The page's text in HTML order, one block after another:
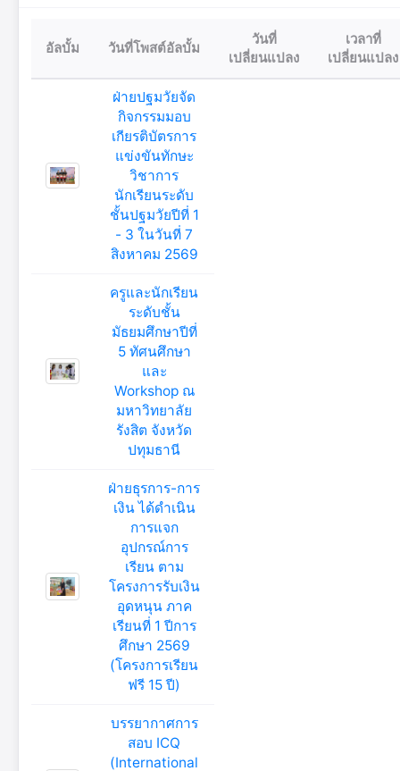
อัลบั้ม วันที่โพสต์อัลบั้ม
วันที่
เปลี่ยนแปลง
เวลาที่
เปลี่ยนแปลง
ฝ่ายปฐมวัยจัด
กิจกรรมมอบ
เกียรติบัตรการ
แข่งขันทักษะ
วิชาการ
นักเรียนระดับ
ชั้นปฐมวัยปีที่ 1
- 3 ในวันที่ 7
สิงหาคม 2569
ครูและนักเรียน
ระดับชั้น
มัธยมศึกษาปีที่
5 ทัศนศึกษา
และ
Workshop ณ
มหาวิทยาลัย
รังสิต จังหวัด
ปทุมธานี
ฝ่ายธุรการ-การ
เงิน ได้ดำเนิน
การแจก
อุปกรณ์การ
เรียน ตาม
โครงการรับเงิน
อุดหนุน ภาค
เรียนที่ 1 ปีการ
ศึกษา 2569
(โครงการเรียน
ฟรี 15 ปี)
บรรยากาศการ
สอบ ICQ
(International